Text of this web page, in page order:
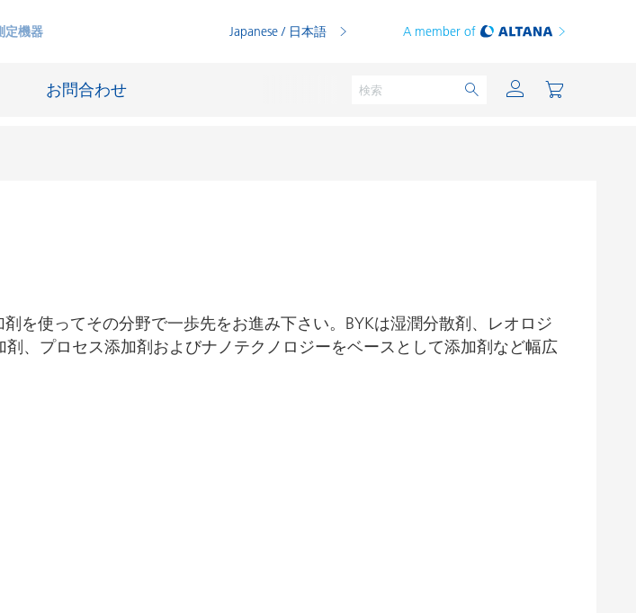
定機器 Japanese / 日本語 A member of
お問合わせ
防食および船舶塗料
オイル&ガス分野
PVCプラスチゾル
熱可塑性プラスチック
を使ってその分野で一歩先をお進み下さい。BYKは湿潤分散剤、レオロジ
、プロセス添加剤およびナノテクノロジーをベースとして添加剤など幅広